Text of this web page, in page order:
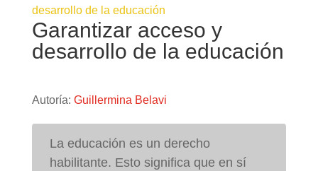
desarrollo de la educación
Garantizar acceso y
desarrollo de la educación
Autoría: Guillermina Belavi
La educación es un derecho
habilitante. Esto significa que en sí